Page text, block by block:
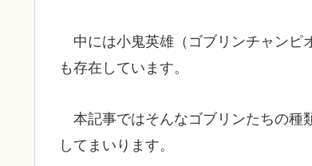
中には小鬼英雄（ゴブリンチャン
も存在しています。
本記事ではそんなゴブリンたちの
してまいります。